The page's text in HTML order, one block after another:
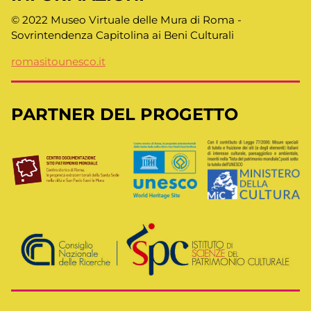
© 2022 Museo Virtuale delle Mura di Roma -
Sovrintendenza Capitolina ai Beni Culturali
romasitounesco.it
PARTNER DEL PROGETTO